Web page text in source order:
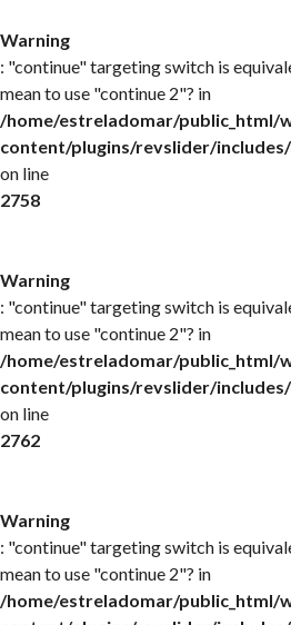
Warning
: "continue" targeting switch is
mean to use "continue 2"? in
/home/estreladomar/public_html/
content/plugins/revslider/
on line
2758
Warning
: "continue" targeting switch is
mean to use "continue 2"? in
/home/estreladomar/public_html/
content/plugins/revslider/
on line
2762
Warning
: "continue" targeting switch is
mean to use "continue 2"? in
/home/estreladomar/public_html/